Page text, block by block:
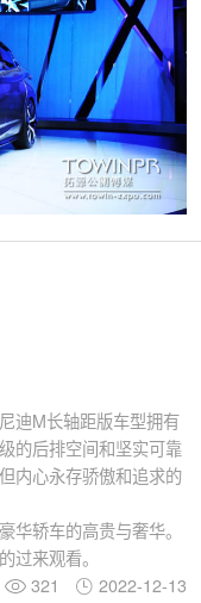
迪M长轴距版车型拥有
的后排空间和坚实可靠
内心永存骄傲和追求的
华轿车的高贵与奢华。
过来观看。
321
2022-12-13